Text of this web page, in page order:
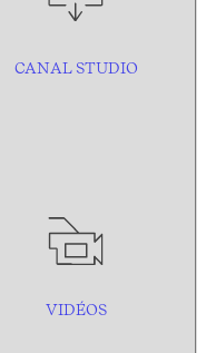
CANAL STUDIO
VIDÉOS